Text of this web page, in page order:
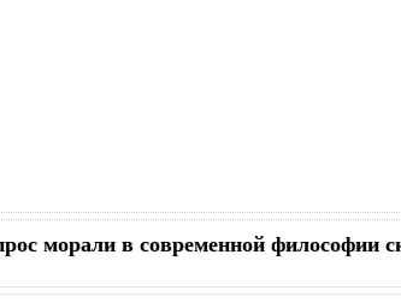
морали в современной философии